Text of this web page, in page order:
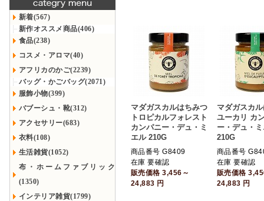
新着(567)
新作オススメ商品(406)
食品(238)
コスメ・アロマ(40)
アフリカのかご(2239)
バッグ・かごバッグ(2071)
服飾小物(399)
バブーシュ・靴(312)
アクセサリー(683)
衣料(108)
生活雑貨(1052)
布・ホームファブリック
(1350)
インテリア雑貨(1799)
マダガスカルはちみつ
トロピカルフォレスト
カンパニー・デュ・ミ
エル 210G
商品番号 G8409
在庫 要確認
販売価格3,456～
24,883 円
マダガスカ
ユーカリ カ
ー・デュ・
210G
商品番号
在庫 要確認
販売価格
24,883 円